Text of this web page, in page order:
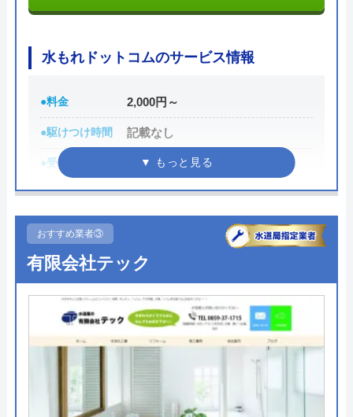
今すぐ電話で相談する
米子水道センターの基本情報
運営会社 株式会社上下水道センター
代表者 蔦本幹夫
所在地
〒683-0854
鳥取県米子市彦名町4527-10-1F-4
対応エリア 鳥取県米子市周辺
水もれドットコムのサービス情報
●料金 2,000円～
●駆けつけ時間 記載なし
●受付時間 24時間
●定休日 年中無休
●累計実績
水もれドットコムがおすすめの理由
水もれドットコムは、水回りのトラブルや水回り設
備のリフォームなど水回りのことなら何でも依頼で
きる業者です。鳥取県鳥取市、八頭郡を中心に鳥取
県全域を対象エリアとして営業していまうす。
おすすめ業者③
有限会社テック